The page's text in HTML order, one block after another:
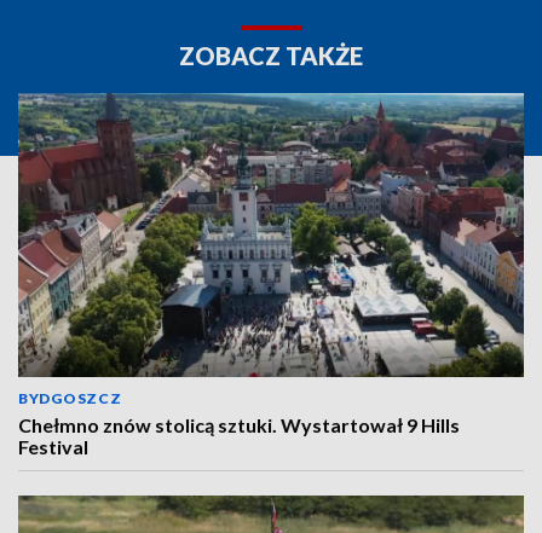
ZOBACZ TAKŻE
BYDGOSZCZ
Chełmno znów stolicą sztuki. Wystartował 9 Hills
Festival